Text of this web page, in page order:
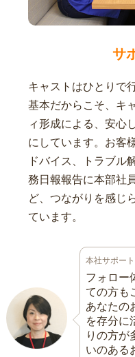
サ
キャストはひとりで
基本だからこそ、キ
ィ形成による、安心
にしています。お客
ドバイス、トラブル
務日報報告に本部社
ど、つながりを感じ
ています。
本社サポー
フォロー
ての方も
あなたの
を存分に
りの方が
いのある